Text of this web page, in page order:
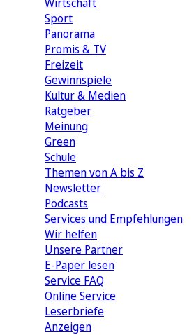
Sport
Panorama
Promis & TV
Freizeit
Gewinnspiele
Kultur & Medien
Ratgeber
Meinung
Green
Schule
Themen von A bis Z
Newsletter
Podcasts
Services und Empfehlungen
Wir helfen
Unsere Partner
E-Paper lesen
Service FAQ
Online Service
Leserbriefe
Anzeigen